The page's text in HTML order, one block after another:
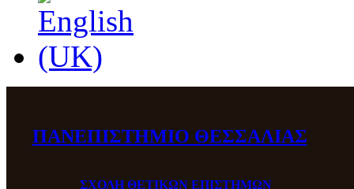
ΠΑΝΕΠΙΣΤΗΜΙΟ ΘΕΣΣΑΛΙΑΣ
ΣΧΟΛΗ ΘΕΤΙΚΩΝ ΕΠΙΣΤΗΜΩΝ